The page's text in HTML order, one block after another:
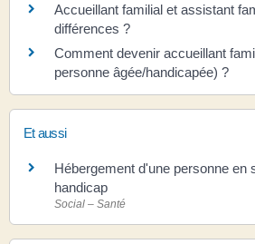
Accueillant familial et assistant
différences ?
Comment devenir accueillant
personne âgée/handicapée) ?
Et aussi
Hébergement d'une personne en
handicap
Social – Santé